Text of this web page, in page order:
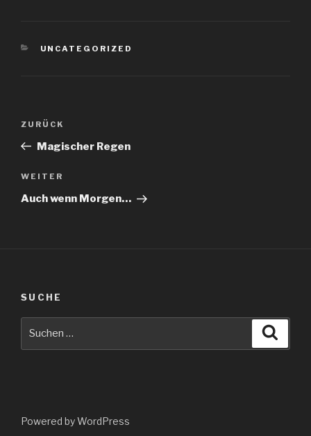
KATEGORIEN
UNCATEGORIZED
Beitragsnavigation
Vorheriger
Beitrag
ZURÜCK
Magischer Regen
Nächster
Beitrag
WEITER
Auch wenn Morgen…
SUCHE
Powered by WordPress